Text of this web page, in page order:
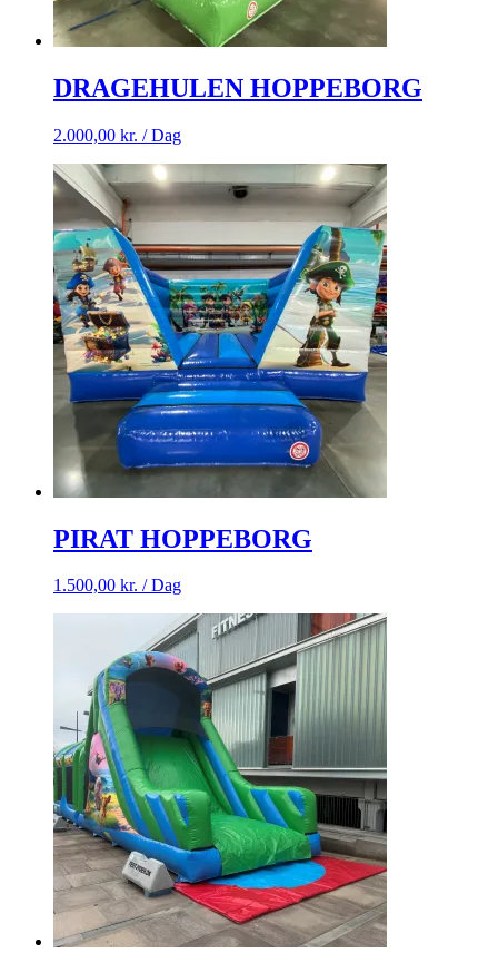
DRAGEHULEN HOPPEBORG
2.000,00 kr. / Dag
PIRAT HOPPEBORG
1.500,00 kr. / Dag